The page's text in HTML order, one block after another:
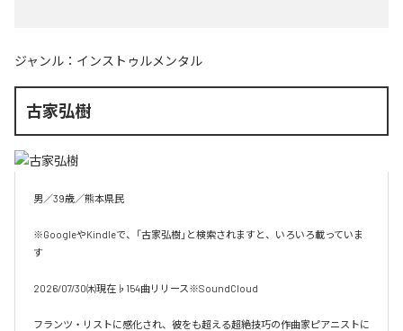
ジャンル： インストゥルメンタル
古家弘樹
男／39歳／熊本県民
※GoogleやKindleで、「古家弘樹」と検索されますと、いろいろ載っていま
す
2026/07/30㈭現在♭154曲リリース※SoundCloud
フランツ・リストに感化され、彼をも超える超絶技巧の作曲家ピアニストに